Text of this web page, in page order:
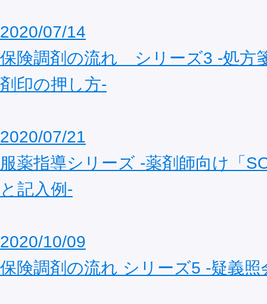
2020/07/14
保険調剤の流れ シリーズ3 ‐処方
剤印の押し方‐
2020/07/21
服薬指導シリーズ ‐薬剤師向け「
と記入例‐
2020/10/09
保険調剤の流れ シリーズ5 ‐疑義照